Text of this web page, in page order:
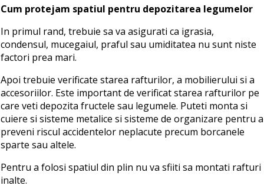
Cum protejam spatiul pentru depozitarea legumelor
In primul rand, trebuie sa va asigurati ca igrasia,
condensul, mucegaiul, praful sau umiditatea nu sunt niste
factori prea mari.
Apoi trebuie verificate starea rafturilor, a mobilierului si a
accesoriilor. Este important de verificat starea rafturilor pe
care veti depozita fructele sau legumele. Puteti monta si
cuiere si sisteme metalice si sisteme de organizare pentru a
preveni riscul accidentelor neplacute precum borcanele
sparte sau altele.
Pentru a folosi spatiul din plin nu va sfiiti sa montati rafturi
inalte.